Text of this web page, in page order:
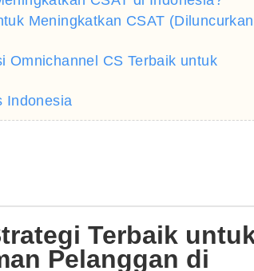
Meningkatkan CSAT (Diluncurkan
Omnichannel CS Terbaik untuk
Indonesia
Terbaik
Pelanggan di